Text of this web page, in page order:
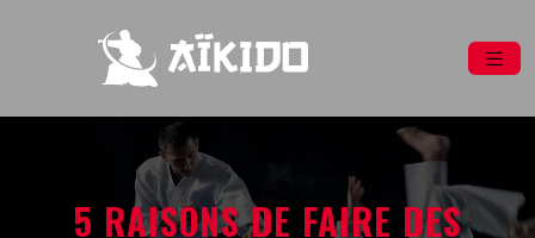
5 RAISONS DE FAIRE DES